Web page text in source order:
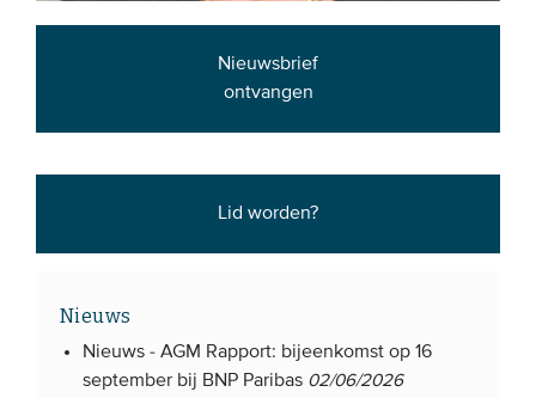
Nieuwsbrief
ontvangen
Lid worden?
Nieuws
Nieuws -AGM Rapport: bijeenkomst op 16
september bij BNP Paribas 02/06/2026